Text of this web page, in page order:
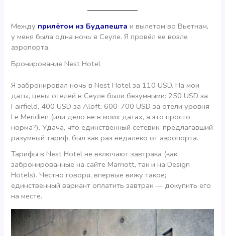
Между прилётом из Будапешта и вылетом во Вьетнам,
у меня была одна ночь в Сеуле. Я провёл ее возле
аэропорта.
Бронирование Nest Hotel
Я забронировал ночь в Nest Hotel за 110 USD. На мои
даты, цены отелей в Сеуле были безумными: 250 USD за
Fairfield, 400 USD за Aloft, 600-700 USD за отели уровня
Le Meridien (или дело не в моих датах, а это просто
норма?). Удача, что единственный сетевик, предлагавший
разумный тариф, был как раз недалеко от аэропорта.
Тарифы в Nest Hotel не включают завтрака (как
забронированные на сайте Marriott, так и на Design
Hotels). Честно говоря, впервые вижу такое;
единственный вариант оплатить завтрак — докупить его
на месте.